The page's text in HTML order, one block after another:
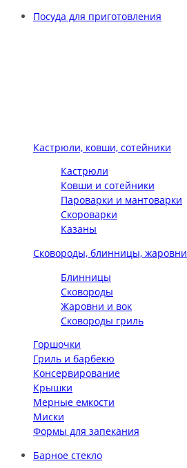
Посуда для приготовления
Кастрюли, ковши, сотейники
Кастрюли
Ковши и сотейники
Пароварки и мантоварки
Скороварки
Казаны
Сковороды, блинницы, жаровни
Блинницы
Сковороды
Жаровни и вок
Сковороды гриль
Горшочки
Гриль и барбекю
Консервирование
Крышки
Мерные емкости
Миски
Формы для запекания
Барное стекло